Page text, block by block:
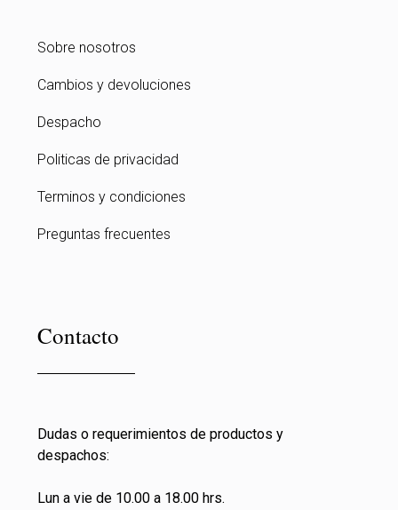
Sobre nosotros
Cambios y devoluciones
Despacho
Politicas de privacidad
Terminos y condiciones
Preguntas frecuentes
Contacto
Dudas o requerimientos de productos y
despachos:
Lun a vie de 10.00 a 18.00 hrs.